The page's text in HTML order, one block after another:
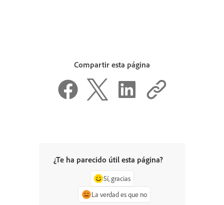
Compartir esta página
¿Te ha parecido útil esta página?
Sí, gracias
La verdad es que no